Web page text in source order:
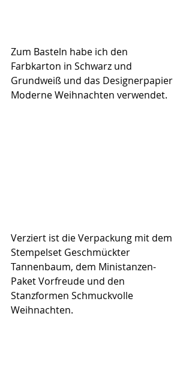
Zum Basteln habe ich den
Farbkarton in Schwarz und
Grundweiß und das Designerpapier
Moderne Weihnachten verwendet.
Verziert ist die Verpackung mit dem
Stempelset Geschmückter
Tannenbaum, dem Ministanzen-
Paket Vorfreude und den
Stanzformen Schmuckvolle
Weihnachten.